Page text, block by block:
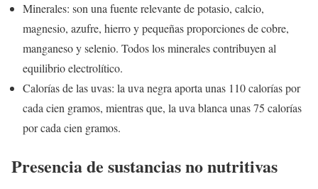
Minerales: son una fuente relevante de potasio, calcio,
magnesio, azufre, hierro y pequeñas proporciones de cobre,
manganeso y selenio. Todos los minerales contribuyen al
equilibrio electrolítico.
Calorías de las uvas: la uva negra aporta unas 110 calorías por
cada cien gramos, mientras que, la uva blanca unas 75 calorías
por cada cien gramos.
Presencia de sustancias no nutritivas